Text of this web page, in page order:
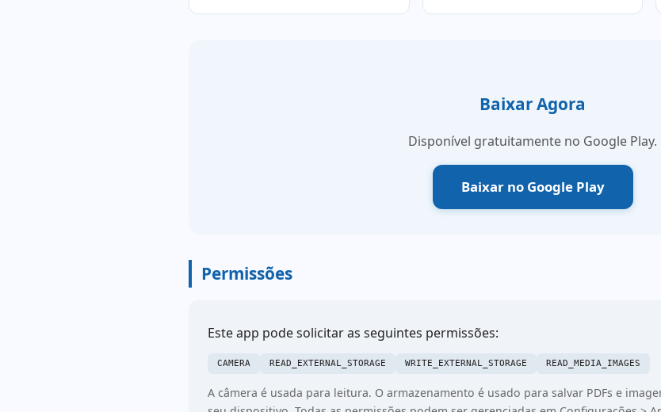
Baixar Agora
Disponível gratuitamente no Google Play.
Baixar no Google Play
Permissões
Este app pode solicitar as seguintes permissões:
CAMERA READ_EXTERNAL_STORAGE WRITE_EXTERNAL_STORAGE READ_MEDIA_IMAGES
A câmera é usada para leitura. O armazenamento é usado para salvar PDFs e